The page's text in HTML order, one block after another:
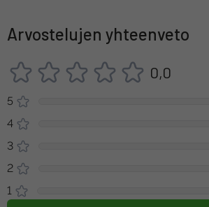
Arvostelujen yhteenveto
0,0
5
4
3
2
1